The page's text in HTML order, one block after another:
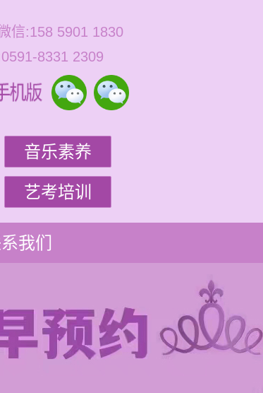
信:158 5901 1830
8331 2309
音乐素养
艺考培训
我们